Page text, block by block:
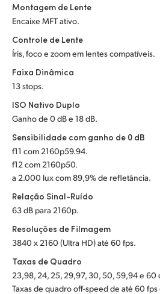
Sweden
Chinese Taipei
Ukraine
United Kingdom
United States
Montagem de Lente
Encaixe MFT ativo.
Controle de Lente
Íris, foco e zoom em lentes compatíveis.
Faixa Dinâmica
13 stops.
ISO Nativo Duplo
Ganho de 0 dB e 18 dB.
Sensibilidade com ganho de 0 dB
f11 com 2160p59.94.
f12 com 2160p50.
a 2.000 lux com 89,9% de refletância.
Relação Sinal-Ruído
63 dB para 2160p.
Resoluções de Filmagem
3840 x 2160 (Ultra HD) até 60 fps.
Taxas de Quadro
23,98, 24, 25, 29,97, 30, 50, 59,94 e
Taxas de quadro off-speed de até 60 fps